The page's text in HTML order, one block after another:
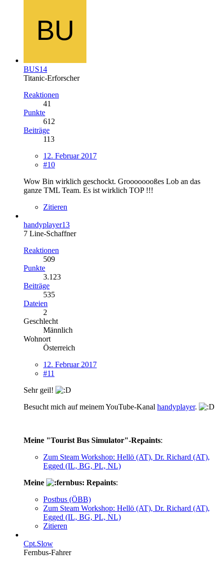
BUS14
Titanic-Erforscher
Reaktionen
41
Punkte
612
Beiträge
113
12. Februar 2017
#10
Wow Bin wirklich geschockt. Groooooooßes Lob an das
ganze TML Team. Es ist wirklich TOP !!!
Zitieren
handyplayer13
7 Line-Schaffner
Reaktionen
509
Punkte
3.123
Beiträge
535
Dateien
2
Geschlecht
Männlich
Wohnort
Österreich
12. Februar 2017
#11
Sehr geil!
Besucht mich auf meinem YouTube-Kanal handyplayer.
Meine "Tourist Bus Simulator"-Repaints:
Zum Steam Workshop: Hellö (AT), Dr. Richard (AT),
Egged (IL, BG, PL, NL)
Meine
Repaints:
Postbus (ÖBB)
Zum Steam Workshop: Hellö (AT), Dr. Richard (AT),
Egged (IL, BG, PL, NL)
Zitieren
Cpt.Slow
Fernbus-Fahrer